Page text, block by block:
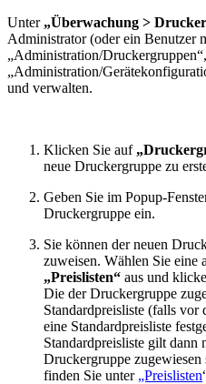
Unter „Überwachung >
Administrator (oder ein Benutzer
„Administration/
„Administration/
und verwalten.
Klicken Sie auf
neue Druckergruppe zu
Geben Sie im Popup-
Druckergruppe ein.
Sie können der neuen
zuweisen. Wählen Sie eine
„Preislisten“ aus und
Die der Druckergruppe
Standardpreisliste (falls vor
eine Standardpreisliste
Standardpreisliste gilt
Druckergruppe
finden Sie unter „Preislisten